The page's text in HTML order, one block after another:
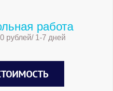
работа
рублей/ 1-7 дней